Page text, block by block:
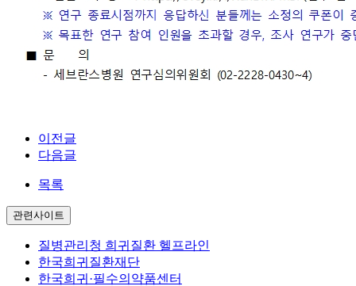
이전글
다음글
목록
관련사이트
질병관리청 희귀질환 헬프라인
한국희귀질환재단
한국희귀·필수의약품센터